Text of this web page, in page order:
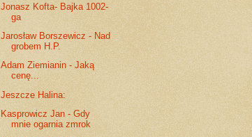
Jonasz Kofta- Bajka 1002-
ga
Jarosław Borszewicz - Nad
grobem H.P.
Adam Ziemianin - Jaką
cenę...
Jeszcze Halina:
Kasprowicz Jan - Gdy
mnie ogarnia zmrok